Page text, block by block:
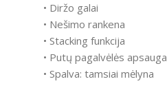
• Diržo galai
• Nešimo rankena
• Stacking funkcija
• Putų pagalvėlės apsauga
• Spalva: tamsiai mėlyna